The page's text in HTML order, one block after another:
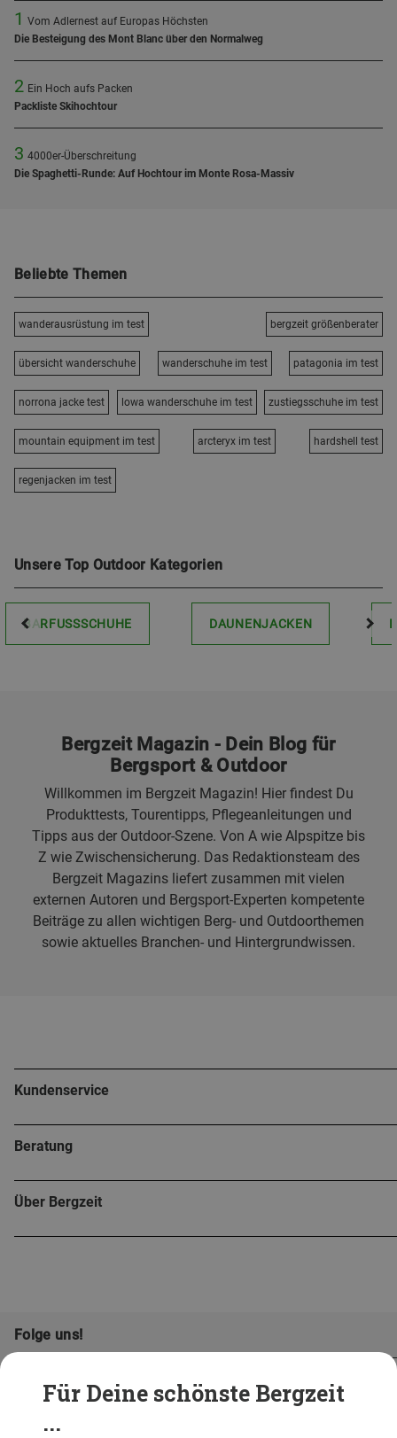
Für Deine schönste Bergzeit
...
1 Vom Adlernest auf Europas Höchsten
Die Besteigung des Mont Blanc über den Normalweg
2 Ein Hoch aufs Packen
Packliste Skihochtour
3 4000er-Überschreitung
Die Spaghetti-Runde: Auf Hochtour im Monte Rosa-Massiv
Beliebte Themen
wanderausrüstung im test bergzeit größenberater
übersicht wanderschuhe wanderschuhe im test patagonia im test
norrona jacke test lowa wanderschuhe im test zustiegsschuhe im test
mountain equipment im test arcteryx im test hardshell test
regenjacken im test
Unsere Top Outdoor Kategorien
BARFUSSSCHUHE DAUNENJACKEN
Bergzeit Magazin - Dein Blog für
Bergsport & Outdoor
Willkommen im Bergzeit Magazin! Hier findest Du
Produkttests, Tourentipps, Pflegeanleitungen und
Tipps aus der Outdoor-Szene. Von A wie Alpspitze bis
Z wie Zwischensicherung. Das Redaktionsteam des
Bergzeit Magazins liefert zusammen mit vielen
externen Autoren und Bergsport-Experten kompetente
Beiträge zu allen wichtigen Berg- und Outdoorthemen
sowie aktuelles Branchen- und Hintergrundwissen.
Kundenservice
Beratung
Über Bergzeit
Folge uns!